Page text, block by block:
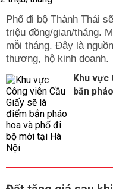
Phố đi bộ Thành Thái
triệu đồng/gian/tháng.
mỗi tháng. Đây là
thương, hộ kinh doanh.
Khu vực
bắn